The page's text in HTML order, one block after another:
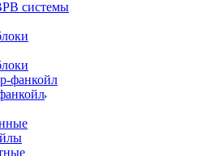
системы